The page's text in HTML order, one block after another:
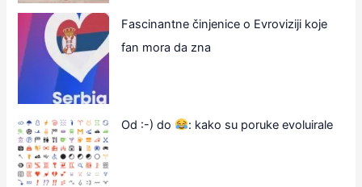
Fascinantne činjenice o Evroviziji koje
fan mora da zna
Od :-) do : kako su poruke evoluirale